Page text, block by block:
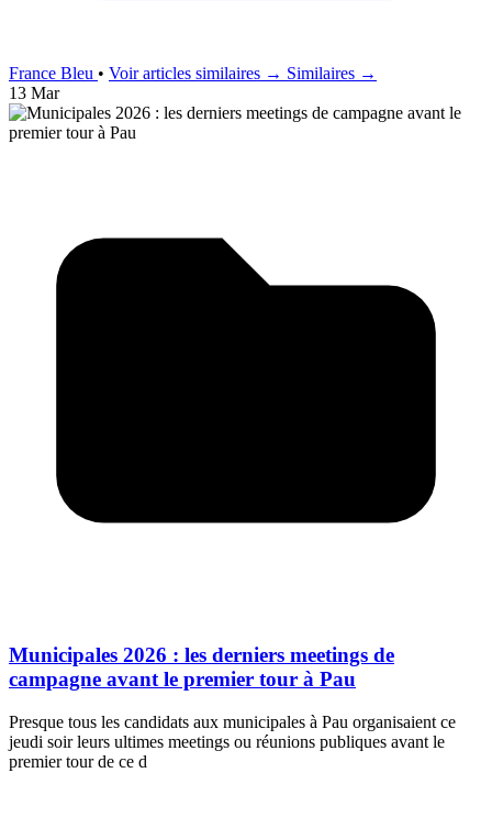
France Bleu • Voir articles similaires → Similaires →
13 Mar
Municipales 2026 : les derniers meetings de
campagne avant le premier tour à Pau
Presque tous les candidats aux municipales à Pau organisaient ce
jeudi soir leurs ultimes meetings ou réunions publiques avant le
premier tour de ce d